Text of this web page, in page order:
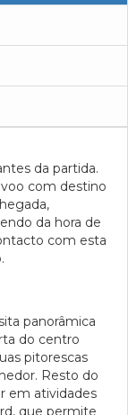
da partida.
com destino
da hora de
com esta
panorâmica
do centro
pitorescas
Resto do
em atividades
que permite